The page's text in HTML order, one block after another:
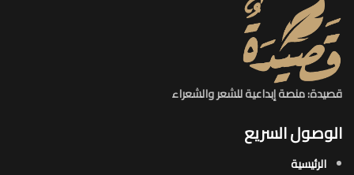
قصيدة: منصة إبداعية للشعر والشعراء
الوصول السريع
الرئيسية